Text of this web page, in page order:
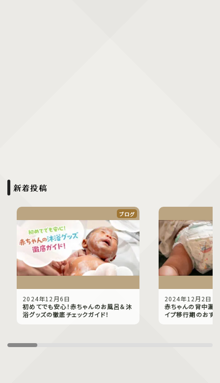
新着投稿
ブログ
2024年12月6日
初めてでも安心！赤ちゃんのお風呂＆沐
浴グッズの徹底チェックガイド！
2024年12月2日
赤ちゃんの背中漏
イプ移行期のおす